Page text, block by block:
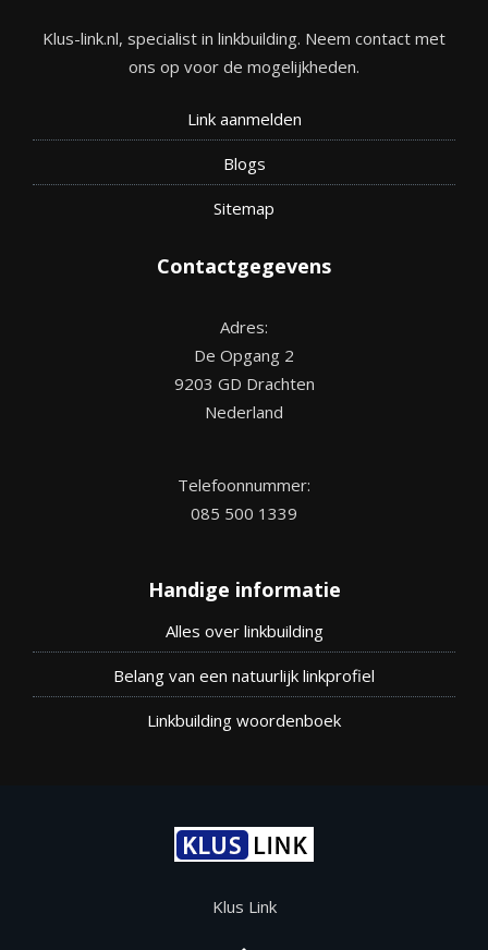
Klus-link.nl, specialist in linkbuilding. Neem contact met
ons op voor de mogelijkheden.
Link aanmelden
Blogs
Sitemap
Contactgegevens
Adres:
De Opgang 2
9203 GD Drachten
Nederland
Telefoonnummer:
085 500 1339
Handige informatie
Alles over linkbuilding
Belang van een natuurlijk linkprofiel
Linkbuilding woordenboek
Klus Link